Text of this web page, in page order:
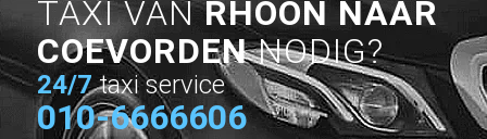
TAXI VANRHOON NAAR
COEVORDENNODIG?
24/7 taxi service
010-6666606